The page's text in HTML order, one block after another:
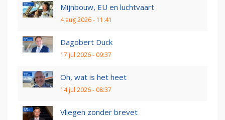
Mijnbouw, EU en luchtvaart
4 aug 2026 - 11:41
Dagobert Duck
17 jul 2026 - 09:37
Oh, wat is het heet
14 jul 2026 - 08:37
Vliegen zonder brevet